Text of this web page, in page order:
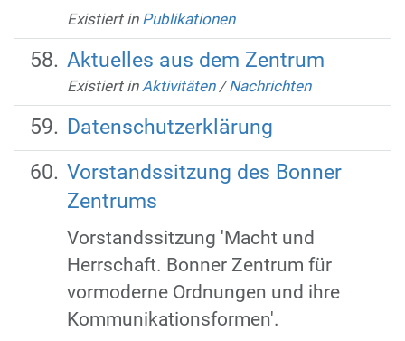
Existiert in Publikationen
Aktuelles aus dem Zentrum
Existiert in Aktivitäten /Nachrichten
Datenschutzerklärung
Vorstandssitzung des Bonner
Zentrums
Vorstandssitzung 'Macht und
Herrschaft. Bonner Zentrum für
vormoderne Ordnungen und ihre
Kommunikationsformen'.